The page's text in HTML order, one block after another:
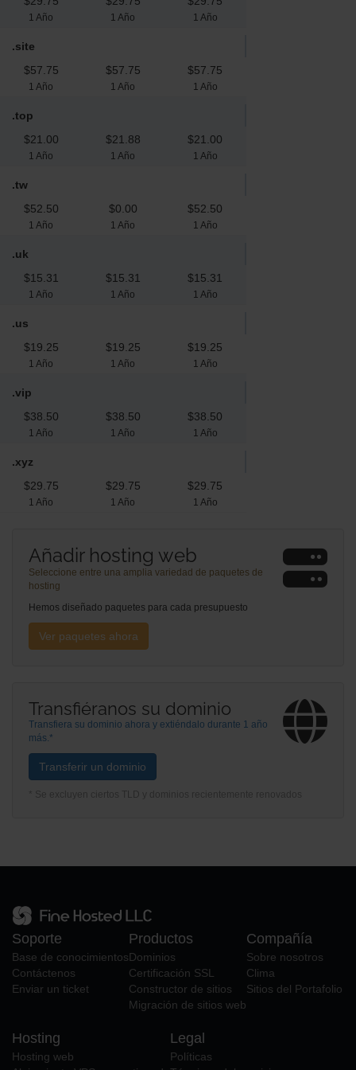
1 Año 1 Año 1 Año
.site
$57.75
1 Año
$57.75
1 Año
$57.75
1 Año
.top
$21.00
1 Año
$21.88
1 Año
$21.00
1 Año
.tw
$52.50
1 Año
$0.00
1 Año
$52.50
1 Año
.uk
$15.31
1 Año
$15.31
1 Año
$15.31
1 Año
.us
$19.25
1 Año
$19.25
1 Año
$19.25
1 Año
.vip
$38.50
1 Año
$38.50
1 Año
$38.50
1 Año
.xyz
$29.75
1 Año
$29.75
1 Año
$29.75
1 Año
Añadir hosting web
Seleccione entre una amplia variedad de paquetes de
hosting
Hemos diseñado paquetes para cada presupuesto
Ver paquetes ahora
Transfiéranos su dominio
Transfiera su dominio ahora y extiéndalo durante 1 año
más.*
Transferir un dominio
* Se excluyen ciertos TLD y dominios recientemente renovados
Soporte
Base de conocimientos
Contáctenos
Enviar un ticket
Productos
Dominios
Certificación SSL
Constructor de sitios
Migración de sitios web
Compañía
Sobre nosotros
Clima
Sitios del Portafolio
Hosting
Hosting web
Legal
Políticas